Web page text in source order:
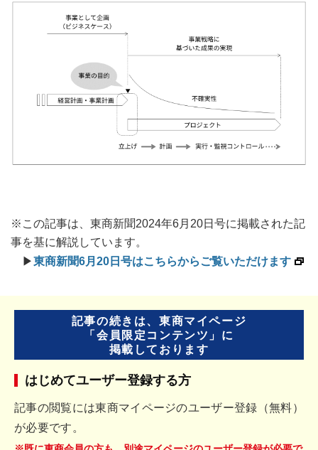
※この記事は、東商新聞2024年6月20日号に掲載された記
事を基に解説しています。
▶東商新聞6月20日号はこちらからご覧いただけます
記事の続きは、東商マイページ
「会員限定コンテンツ」に
掲載しております
はじめてユーザー登録する方
記事の閲覧には東商マイページのユーザー登録（無料）
が必要です。